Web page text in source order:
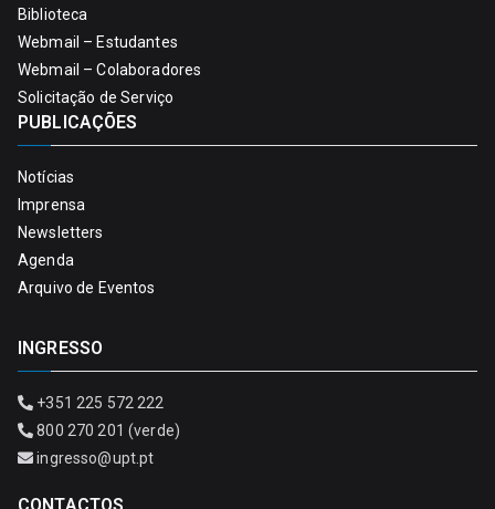
Biblioteca
Webmail – Estudantes
Webmail – Colaboradores
Solicitação de Serviço
PUBLICAÇÕES
Notícias
Imprensa
Newsletters
Agenda
Arquivo de Eventos
INGRESSO
+351 225 572 222
800 270 201 (verde)
ingresso@upt.pt